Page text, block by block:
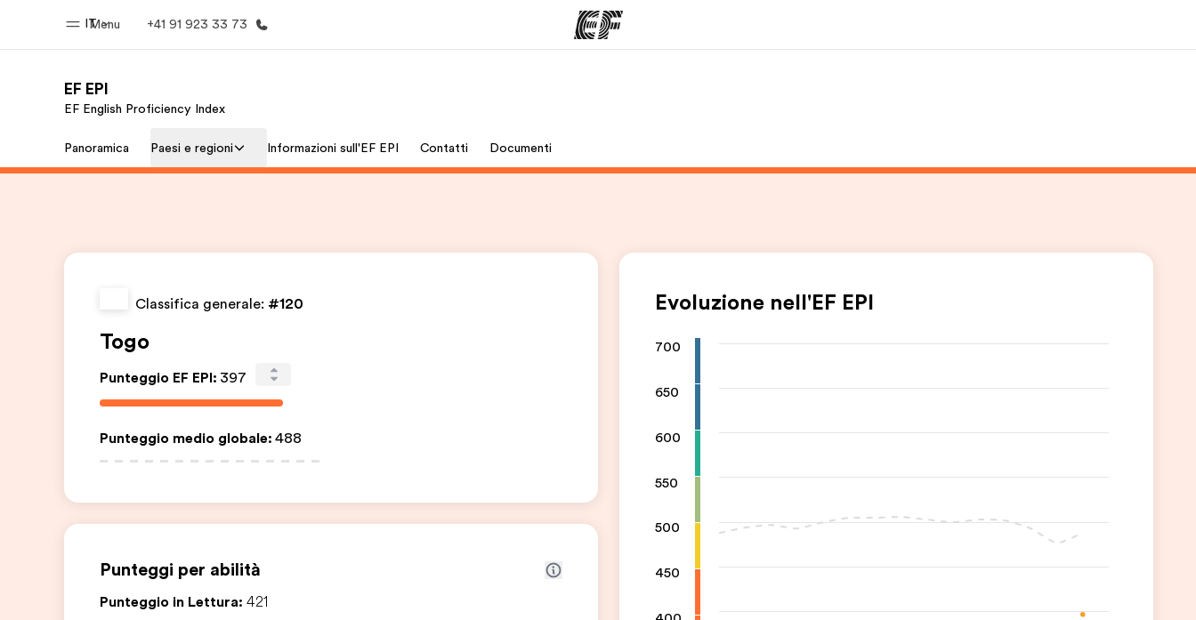
Menu
IT +41 91 923 33 73
Benvenuto alla EF Vedi la nostra offerta Trova l'ufficio più vicino
EF EPI
EF English Proficiency Index
Panoramica Paesi e regioni Informazioni sull'EF EPI Contatti Documenti
Classifica generale: #120
Togo
Punteggio EF EPI: 397
Punteggio medio globale: 488
Punteggi per abilità
Punteggio in Lettura: 421
Evoluzione nell'EF EPI
700
650
600
550
500
450